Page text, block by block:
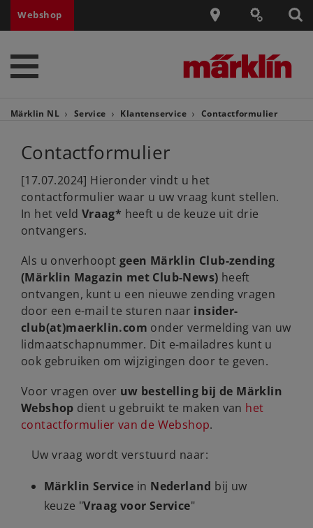
Webshop
Märklin NL Service Klantenservice Contactformulier
Contactformulier
[17.07.2024] Hieronder vindt u het
contactformulier waar u uw vraag kunt stellen.
In het veld Vraag* heeft u de keuze uit drie
ontvangers.
Als u onverhoopt geen Märklin Club-zending
(Märklin Magazin met Club-News) heeft
ontvangen, kunt u een nieuwe zending vragen
door een e-mail te sturen naar insider-
club(at)maerklin.com onder vermelding van uw
lidmaatschapnummer. Dit e-mailadres kunt u
ook gebruiken om wijzigingen door te geven.
Voor vragen over uw bestelling bij de Märklin
Webshop dient u gebruikt te maken van het
contactformulier van de Webshop.
Uw vraag wordt verstuurd naar:
Märklin Service in Nederland bij uw
keuze "Vraag voor Service"